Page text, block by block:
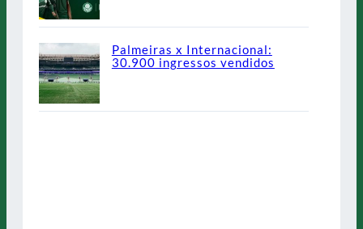
Palmeiras x Internacional:
30.900 ingressos vendidos